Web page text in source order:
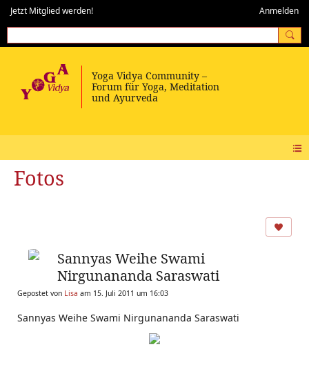
Jetzt Mitglied werden! Anmelden
Fotos
Sannyas Weihe Swami
Nirgunananda Saraswati
Gepostet von Lisa am 15. Juli 2011 um 16:03
Sannyas Weihe Swami Nirgunananda Saraswati